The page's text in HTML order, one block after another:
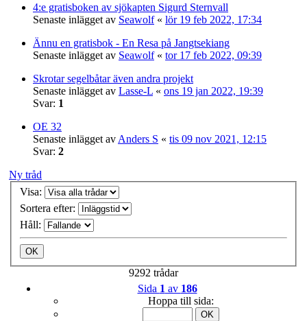
4:e gratisboken av sjökapten Sigurd Sternvall
Senaste inlägget av Seawolf« lör 19 feb 2022, 17:34
Ännu en gratisbok - En Resa på Jangtsekiang
Senaste inlägget av Seawolf« tor 17 feb 2022, 09:39
Skrotar segelbåtar även andra projekt
Senaste inlägget av Lasse-L « ons 19 jan 2022, 19:39
Svar: 1
OE 32
Senaste inlägget av Anders S « tis 09 nov 2021, 12:15
Svar: 2
Ny tråd
Visa:
Sortera efter:
Håll:
9292 trådar
Sida 1 av 186
Hoppa till sida: